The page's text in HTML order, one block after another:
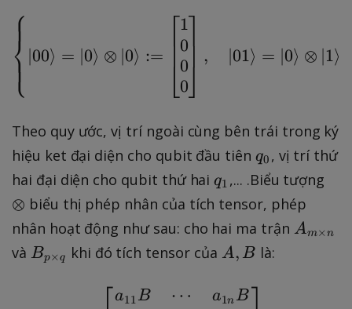
0
k
e
t
1
}
\
\left\{ \ket{00} =
⎩
⎨
⎧
∣00⟩ = ∣0⟩ ⊗ ∣0⟩ :=
⎣
⎡1
0
0
0⎦
⎤ , ∣01⟩ = ∣0⟩ ⊗ ∣1⟩
Theo quy ước, vị trí ngoài cùng bên trái trong ký
hiệu ket đại diện cho qubit đầu tiênq
_
q0 , vị trí thứ
hai đại diện cho qubit thứ haiq
_
1
q1 ,... .Biểu tượng
m
⊗ biểu thị phép nhân của tích tensor, phép
nhân hoạt động như sau: cho hai ma trận A
Am×n
và B
Bp×q khi đó tích tensor của A
B
A, B là:
A \otimes B =
a11 B ⋯ a1n B